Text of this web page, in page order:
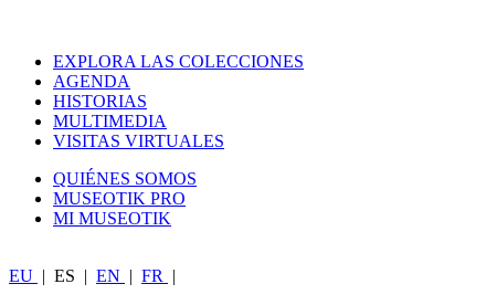
EXPLORA LAS COLECCIONES
AGENDA
HISTORIAS
MULTIMEDIA
VISITAS VIRTUALES
QUIÉNES SOMOS
MUSEOTIK PRO
MI MUSEOTIK
EU | ES | EN | FR |